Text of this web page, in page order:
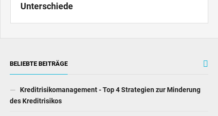
Unterschiede
BELIEBTE BEITRÄGE
Kreditrisikomanagement - Top 4 Strategien zur Minderung
des Kreditrisikos